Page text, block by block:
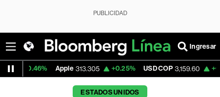
PUBLICIDAD
Ingresar
Apple 313.305 +0.25% USD COP 3,159.60 +0.01%
ESTADOS UNIDOS